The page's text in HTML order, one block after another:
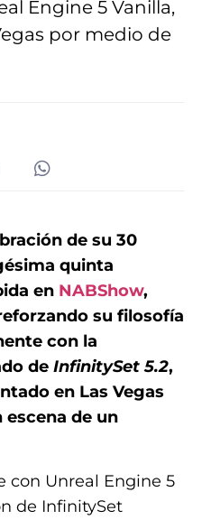
Engine 5 Vanilla,
por medio de
de su 30
quinta
en NABShow,
su filosofía
con la
de InfinitySet 5.2,
en Las Vegas
escena de un
con Unreal Engine 5
de InfinitySet